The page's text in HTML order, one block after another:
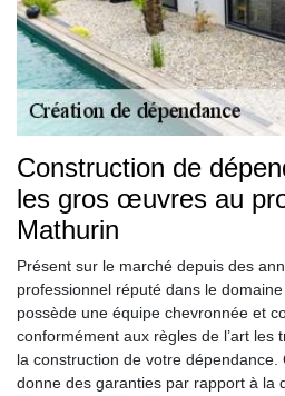
Construction de
les gros œuvres au
Mathurin
Présent sur le marché depuis des
professionnel réputé dans le
possède une équipe chevronnée et
conformément aux règles de l’art
la construction de votre dépendance.
donne des garanties par rapport à la